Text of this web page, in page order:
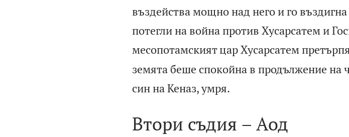
въздейства мощно над него и го
потегли на война против Хусарсатем и
месопотамският цар Хусарсатем
земята беше спокойна в продължение на
син на Кеназ, умря.
Втори съдия – Аод